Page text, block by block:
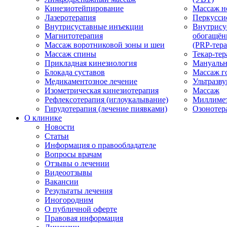
Кинезиотейпирование
Лазеротерапия
Внутрисуставные инъекции
Магнитотерапия
Массаж воротниковой зоны и шеи
Массаж спины
Прикладная кинезиология
Блокада суставов
Медикаментозное лечение
Изометрическая кинезиотерапия
Рефлексотерапия (иглоукалывание)
Гирудотерапия (лечение пиявками)
Массаж
(PRP-
Текар-
Массаж
Массаж
О клинике
Новости
Статьи
Информация о правообладателе
Вопросы врачам
Отзывы о лечении
Видеоотзывы
Вакансии
Результаты лечения
Иногородним
О публичной оферте
Правовая информация